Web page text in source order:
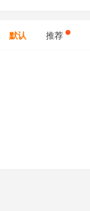
默认 推荐